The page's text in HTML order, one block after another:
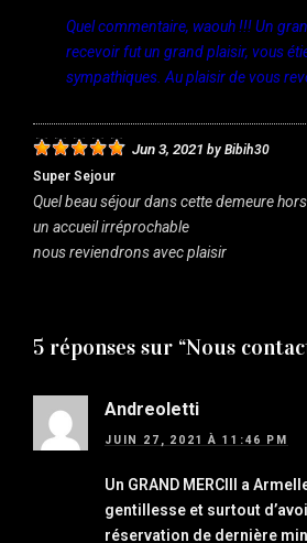
Quel commentaire, waouh !!! Un
recevoir fut un grand plaisir, vous
sympathiques. Au plaisir de vous
Jun 3, 2021 by Bibih30
Super Sejour
Quel beau séjour dans cette demeure
un accueil irréprochable
nous reviendrons avec plaisir
5 réponses sur “Nous
Andreoletti
JUIN 27, 2021 À 11:46 PM
Un GRAND MERCIII a
gentillesse et surtout
réservation de dernière